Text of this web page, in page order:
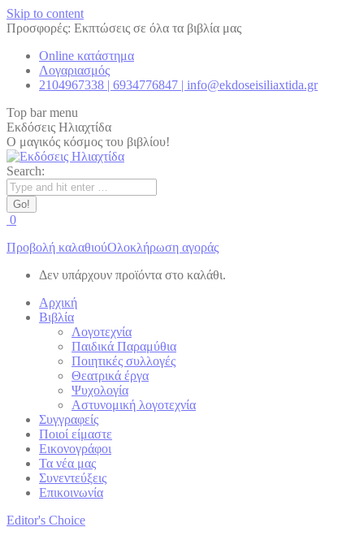
Skip to content
Προσφορές: Εκπτώσεις σε όλα τα βιβλία μας
Online κατάστημα
Λογαριασμός
2104967338 | 6934776847 | info@ekdoseisiliaxtida.gr
Top bar menu
Εκδόσεις Ηλιαχτίδα
Ο μαγικός κόσμος του βιβλίου!
Search:
0
Προβολή καλαθιούΟλοκλήρωση αγοράς
Δεν υπάρχουν προϊόντα στο καλάθι.
Αρχική
Βιβλία
Λογοτεχνία
Παιδικά Παραμύθια
Ποιητικές συλλογές
Θεατρικά έργα
Ψυχολογία
Αστυνομική λογοτεχνία
Συγγραφείς
Ποιοί είμαστε
Εικονογράφοι
Τα νέα μας
Συνεντεύξεις
Επικοινωνία
Editor's Choice